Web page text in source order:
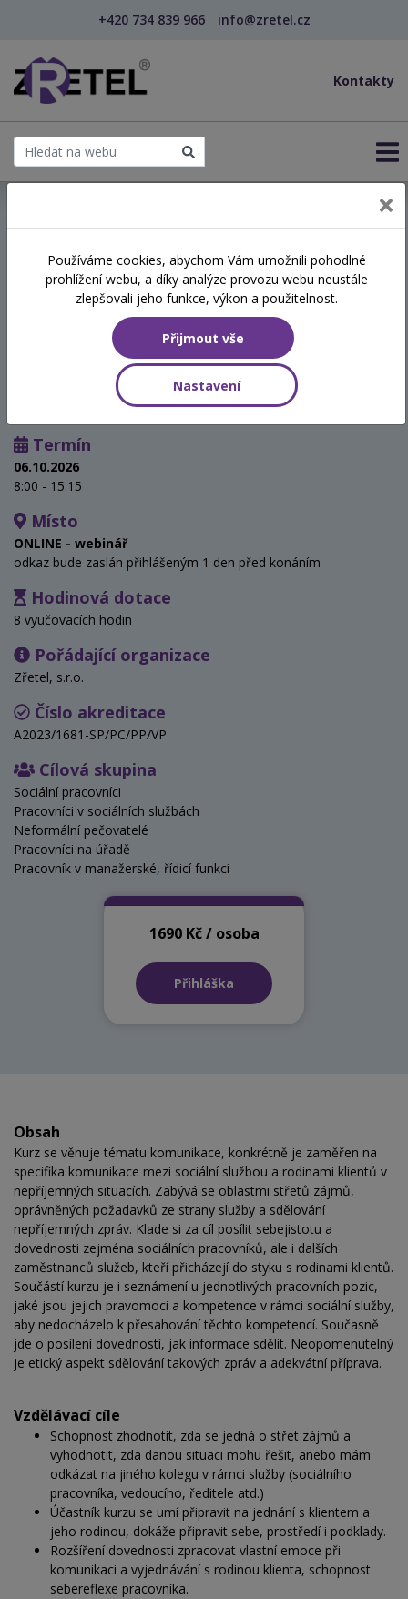
+420 734 839 966 info@zretel.cz
Kontakty
Komunikace s rodinou
klienta - Předávání
informací, vyjednávání a
sdělování špatných zpráv
Termín
06.10.2026
8:00 - 15:15
Místo
ONLINE - webinář
odkaz bude zaslán přihlášeným 1 den před konáním
Hodinová dotace
8 vyučovacích hodin
Pořádající organizace
Zřetel, s.r.o.
Číslo akreditace
A2023/1681-SP/PC/PP/VP
Cílová skupina
Sociální pracovníci
Pracovníci v sociálních službách
Neformální pečovatelé
Pracovníci na úřadě
Pracovník v manažerské, řídicí funkci
1690 Kč / osoba
Přihláška
Obsah
Kurz se věnuje tématu komunikace, konkrétně je zaměřen na
specifika komunikace mezi sociální službou a rodinami klientů v
nepříjemných situacích. Zabývá se oblastmi střetů zájmů,
oprávněných požadavků ze strany služby a sdělování
nepříjemných zpráv. Klade si za cíl posílit sebejistotu a
dovednosti zejména sociálních pracovníků, ale i dalších
zaměstnanců služeb, kteří přicházejí do styku s rodinami klientů.
Součástí kurzu je i seznámení u jednotlivých pracovních pozic,
jaké jsou jejich pravomoci a kompetence v rámci sociální služby,
aby nedocházelo k přesahování těchto kompetencí. Současně
jde o posílení dovedností, jak informace sdělit. Neopomenutelný
je etický aspekt sdělování takových zpráv a adekvátní příprava.
Vzdělávací cíle
Schopnost zhodnotit, zda se jedná o střet zájmů a
vyhodnotit, zda danou situaci mohu řešit, anebo mám
odkázat na jiného kolegu v rámci služby (sociálního
pracovníka, vedoucího, ředitele atd.)
Účastník kurzu se umí připravit na jednání s klientem a
jeho rodinou, dokáže připravit sebe, prostředí i podklady.
Rozšíření dovednosti zpracovat vlastní emoce při
komunikaci a vyjednávání s rodinou klienta, schopnost
sebereflexe pracovníka.
Používáme cookies, abychom Vám umožnili pohodlné
prohlížení webu, a díky analýze provozu webu neustále
zlepšovali jeho funkce, výkon a použitelnost.
Přijmout vše
Nastavení